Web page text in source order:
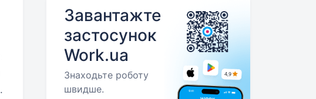
Завантажте
застосунок
Work.ua
Знаходьте роботу
швидше.